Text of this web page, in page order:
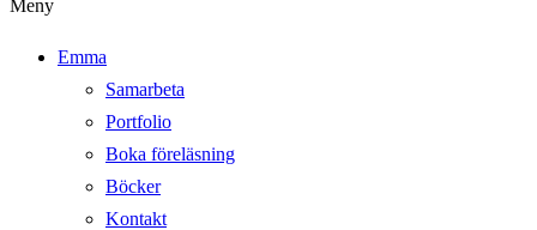
Meny
Emma
Samarbeta
Portfolio
Boka föreläsning
Böcker
Kontakt